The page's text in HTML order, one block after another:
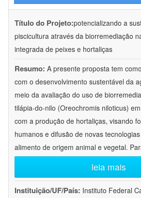
Título do Projeto:potencializando a
piscicultura através da biorremediação
integrada de peixes e hortaliças
Resumo: A presente proposta tem
com o desenvolvimento sustentável da
meio da avaliação do uso de
tilápia-do-nilo (Oreochromis niloticus)
com a produção de hortaliças, visando
humanos e difusão de novas
alimento de origem animal e vegetal.
leia mais
Instituição/UF/País: Instituto Federal